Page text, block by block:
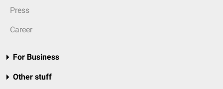
Press
Career
For Business
Other stuff